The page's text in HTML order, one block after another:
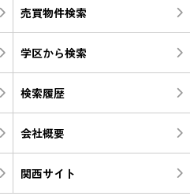
売買物件検索
学区から検索
検索履歴
会社概要
関西サイト